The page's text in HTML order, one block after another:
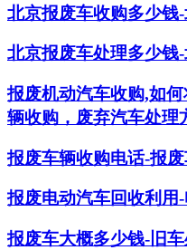
北京报废车收购多少钱
北京报废车处理多少钱
报废机动汽车收购,如
辆收购，废弃汽车处理
报废车辆收购电话-报
报废电动汽车回收利用
报废车大概多少钱-旧